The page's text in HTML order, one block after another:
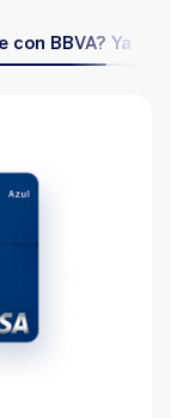
con BBVA? Ya